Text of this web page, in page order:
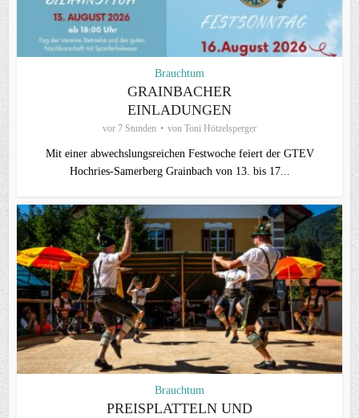
Brauchtum
GRAINBACHER
EINLADUNGEN
vor 7 Stunden von Toni Hötzelsperger
Mit einer abwechslungsreichen Festwoche feiert der GTEV
Hochries-Samerberg Grainbach von 13. bis 17...
Brauchtum
PREISPLATTELN UND